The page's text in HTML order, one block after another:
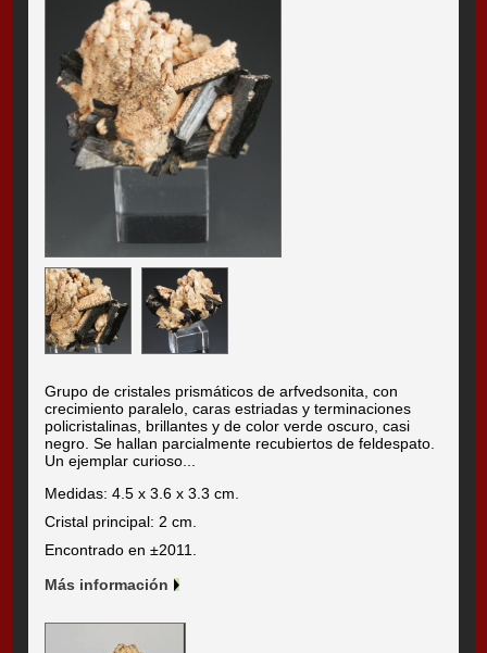
Grupo de cristales prismáticos de arfvedsonita, con
crecimiento paralelo, caras estriadas y terminaciones
policristalinas, brillantes y de color verde oscuro, casi
negro. Se hallan parcialmente recubiertos de feldespato.
Un ejemplar curioso...
Medidas: 4.5 x 3.6 x 3.3 cm.
Cristal principal: 2 cm.
Encontrado en ±2011.
Más información